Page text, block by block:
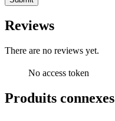
Reviews
There are no reviews yet.
No access token
Produits connexes